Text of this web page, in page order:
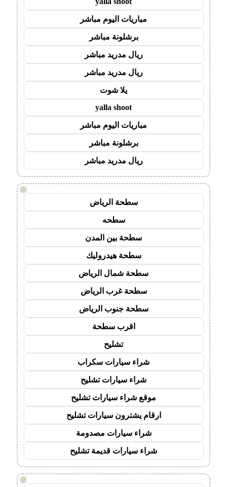
مباريات اليوم مباشر
برشلونة مباشر
ريال مدريد مباشر
ريال مدريد مباشر
يلا شوت
yalla shoot
مباريات اليوم مباشر
برشلونة مباشر
ريال مدريد مباشر
!
سطحة الرياض
سطحه
سطحة بين المدن
سطحة هيدروليك
سطحة شمال الرياض
سطحة غرب الرياض
سطحة جنوب الرياض
اقرب سطحة
تشليح
شراء سيارات سكراب
شراء سيارات تشليح
موقع شراء سيارات تشليح
ارقام يشترون سيارات تشليح
شراء سيارات مصدومة
شراء سيارات قديمة تشليح
!